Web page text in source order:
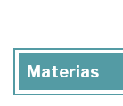
Materias